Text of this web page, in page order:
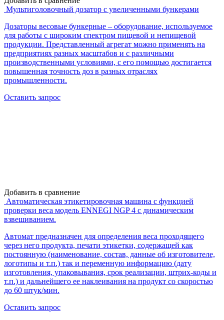
Мультиголовочный дозатор c увеличенными бункерами
Дозаторы весовые бункерные – оборудование, используемое
для работы с широким спектром пищевой и непищевой
продукции. Представленный агрегат можно применять на
предприятиях разных масштабов и с различными
производственными условиями, с его помощью достигается
повышенная точность доз в разных отраслях
промышленности.
Оставить запрос
Добавить в сравнение
Автоматическая этикетировочная машина с функцией
проверки веса модель ENNEGI NGP 4 c динамическим
взвешиванием.
Автомат предназначен для определения веса проходящего
через него продукта, печати этикетки, содержащей как
постоянную (наименование, состав, данные об изготовителе,
логотипы и т.п.) так и переменную информацию (дату
изготовления, упаковывания, срок реализации, штрих-коды и
т.п.) и дальнейшего ее наклеивания на продукт со скоростью
до 60 штук/мин.
Оставить запрос